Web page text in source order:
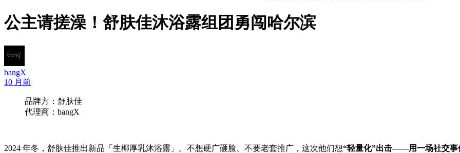
公主请搓澡！舒肤佳沐浴露组团勇闯哈尔滨
bangX
10 月前
品牌方：舒肤佳
代理商：bangX
2024 年冬，舒肤佳推出新品「生椰厚乳沐浴露」。不想硬广砸脸、不要老套推广，这次他们想“轻量化”出击——用一场社交事